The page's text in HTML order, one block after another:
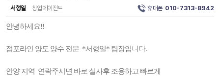
서형일 창업에이전트 휴대폰 010-7313-8942
안녕하세요!!
점포라인 양도 양수 전문 *서형일* 팀장입니다.
안양 지역 연락주시면 바로 실사후 조용하고 빠르게